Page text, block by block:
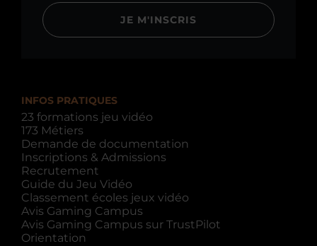
JE M'INSCRIS
INFOS PRATIQUES
23 formations jeu vidéo
173 Métiers
Demande de documentation
Inscriptions & Admissions
Recrutement
Guide du Jeu Vidéo
Classement écoles jeux vidéo
Avis Gaming Campus
Avis Gaming Campus sur TrustPilot
Orientation